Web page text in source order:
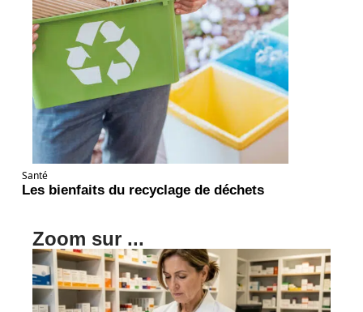
Santé
Les bienfaits du recyclage de déchets
Zoom sur ...